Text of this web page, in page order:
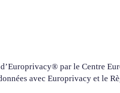
par le Centre
avec Europrivacy et le